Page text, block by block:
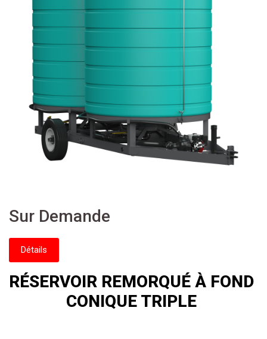
Sur Demande
Détails
RÉSERVOIR REMORQUÉ À FOND
CONIQUE TRIPLE